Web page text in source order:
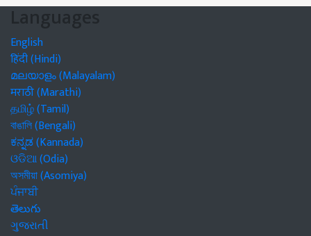
Languages
English
हिंदी (Hindi)
മലയാളം (Malayalam)
मराठी (Marathi)
தமிழ் (Tamil)
বাঙালি (Bengali)
ಕನ್ನಡ (Kannada)
ଓଡିଆ (Odia)
অসমীয়া (Asomiya)
ਪੰਜਾਬੀ
తెలుగు
ગુજરાતી